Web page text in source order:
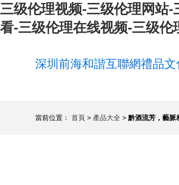
三级伦理视频-三级伦理网站
看-三级伦理在线视频-三级伦
深圳前海和諧互聯網禮品文
當前位置： 首頁 > 產品大全 > 黔酒流芳，藝